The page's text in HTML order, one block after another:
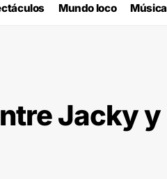
Mundo loco Música
Jacky y